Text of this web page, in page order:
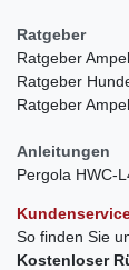
Ratgeber
Ratgeber
Ratgeber
Ratgeber
Anleitungen
Pergola HWC-
So finden Sie
Kostenloser